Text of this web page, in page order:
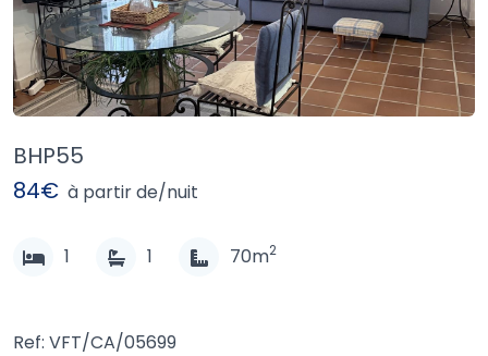
BHP55
1 1 70m2
Ref: VFT/CA/05699
84€ à partir de/nuit